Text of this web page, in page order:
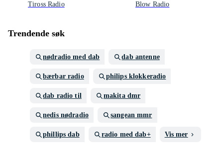
Tiross Radio
Blow Radio
Trendende søk
nødradio med dab dab antenne
bærbar radio philips klokkeradio
dab radio til makita dmr
nedis nødradio sangean mmr
phillips dab radio med dab+ Vis mer